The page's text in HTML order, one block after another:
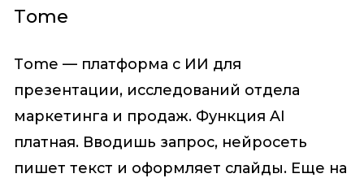
Tome
Tome — платформа с ИИ для
презентации, исследований отдела
маркетинга и продаж. Функция AI
платная. Вводишь запрос, нейросеть
пишет текст и оформляет слайды. Еще на